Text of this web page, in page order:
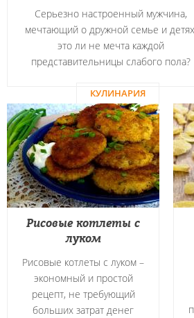
Серьезно настроенный мужчина,
мечтающий о дружной семье и
это ли не мечта каждой
представительницы слабого пола?
КУЛИНАРИЯ
Рисовые котлеты с
луком
Рисовые котлеты с луком –
экономный и простой
рецепт, не требующий
больших затрат денег